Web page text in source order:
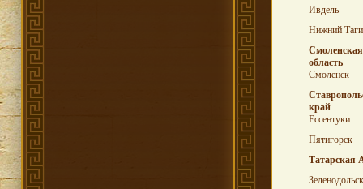
Ивдель
Нижний
Смоленская
область
Смоленск
край
Ессентуки
Пятигорск
Татарская
Зеленодольск